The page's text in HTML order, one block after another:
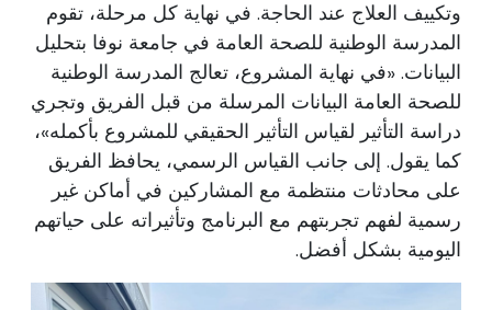
وتكييف العلاج عند الحاجة. في نهاية كل مرحلة، تقوم
المدرسة الوطنية للصحة العامة في جامعة نوفا بتحليل
البيانات. «في نهاية المشروع، تعالج المدرسة الوطنية
للصحة العامة البيانات المرسلة من قبل الفريق وتجري
دراسة التأثير لقياس التأثير الحقيقي للمشروع بأكمله»،
كما يقول. إلى جانب القياس الرسمي، يحافظ الفريق
على محادثات منتظمة مع المشاركين في أماكن غير
رسمية لفهم تجربتهم مع البرنامج وتأثيراته على حياتهم
اليومية بشكل أفضل.